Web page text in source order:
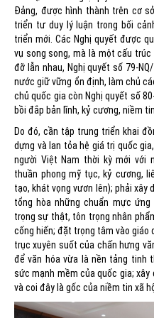
Đảng, được hình thành trên cơ
triển tư duy lý luận trong bối
triển mới. Các Nghị quyết được
vụ song song, mà là một cấu
đỡ lẫn nhau, Nghị quyết số 79-
nước giữ vững ổn định, làm chủ
chủ quốc gia còn Nghị quyết số
bồi đắp bản lĩnh, kỷ cương, niềm
Do đó, cần tập trung triển khai
dựng và lan tỏa hệ giá trị quốc
người Việt Nam thời kỳ mới với
thuần phong mỹ tục, kỷ cương,
tạo, khát vọng vươn lên); phải xây
tổng hòa những chuẩn mực
trọng sự thật, tôn trọng nhân
cống hiến; đặt trọng tâm vào giáo
trục xuyên suốt của chấn hưng
để văn hóa vừa là nền tảng tinh
sức mạnh mềm của quốc gia;
và coi đây là gốc của niềm tin xã